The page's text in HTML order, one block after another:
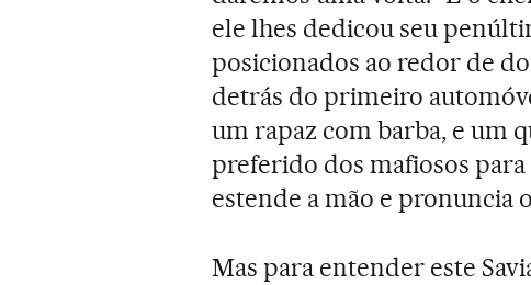
ele lhes dedicou seu
posicionados ao redor de
detrás do primeiro
um rapaz com barba, e um
preferido dos mafiosos
estende a mão e pronuncia
Mas para entender este